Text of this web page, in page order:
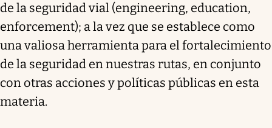
de la seguridad vial (engineering, education,
enforcement); a la vez que se establece como
una valiosa herramienta para el fortalecimiento
de la seguridad en nuestras rutas, en conjunto
con otras acciones y políticas públicas en esta
materia.